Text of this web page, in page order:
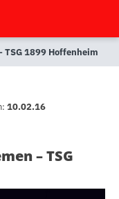
TSG 1899 Hoffenheim
10.02.16
– TSG